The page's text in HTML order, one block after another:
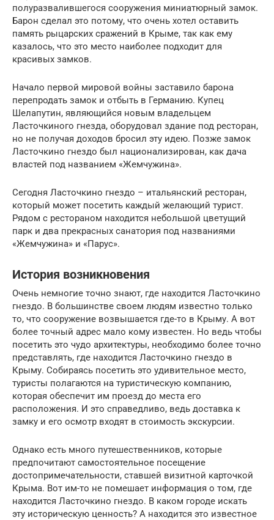
полуразвалившегося сооружения миниатюрный замок.
Барон сделал это потому, что очень хотел оставить
память рыцарских сражений в Крыме, так как ему
казалось, что это место наиболее подходит для
красивых замков.
Начало первой мировой войны заставило барона
перепродать замок и отбыть в Германию. Купец
Шелапутин, являющийся новым владельцем
Ласточкиного гнезда, оборудовал здание под ресторан,
но не получая доходов бросил эту идею. Позже замок
Ласточкино гнездо был национализирован, как дача
властей под названием «Жемчужина».
Сегодня Ласточкино гнездо – итальянский ресторан,
который может посетить каждый желающий турист.
Рядом с рестораном находится небольшой цветущий
парк и два прекрасных санатория под названиями
«Жемчужина» и «Парус».
История возникновения
Очень немногие точно знают, где находится Ласточкино
гнездо. В большинстве своем людям известно только
то, что сооружение возвышается где-то в Крыму. А вот
более точный адрес мало кому известен. Но ведь чтобы
посетить это чудо архитектуры, необходимо более точно
представлять, где находится Ласточкино гнездо в
Крыму. Собираясь посетить это удивительное место,
туристы полагаются на туристическую компанию,
которая обеспечит им проезд до места его
расположения. И это справедливо, ведь доставка к
замку и его осмотр входят в стоимость экскурсии.
Однако есть много путешественников, которые
предпочитают самостоятельное посещение
достопримечательности, ставшей визитной карточкой
Крыма. Вот им-то не помешает информация о том, где
находится Ласточкино гнездо. В каком городе искать
эту историческую ценность? А находится это известное